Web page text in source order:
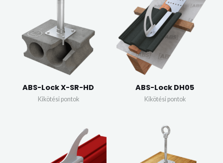
ABS-Lock X-SR-HD
Kikötési pontok
ABS-Lock DH05
Kikötési pontok